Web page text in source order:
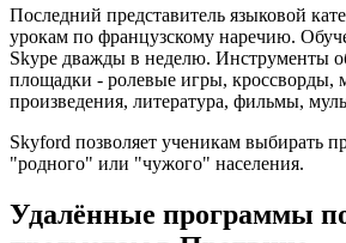
Последний представитель языковой
урокам по французскому наречию.
Skype дважды в неделю. Инструменты
площадки - ролевые игры, кроссворды,
произведения, литература, фильмы,
Skyford позволяет ученикам выбирать
"родного" или "чужого" населения.
Удалённые программы